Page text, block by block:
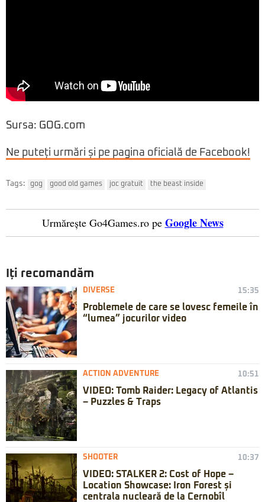
Sursa: GOG.com
Ne puteți urmări și pe pagina oficială de Facebook!
Tags: gog good old games joc gratuit the beast inside
Urmărește Go4Games.ro pe Google News
Iți recomandăm
DIVERSE 15:35
Problemele de care se lovesc femeile în
“lumea” jocurilor video
ACTION ADVENTURE 10:51
VIDEO: Tomb Raider: Legacy of Atlantis
– Puzzles & Traps
SHOOTER 10:37
VIDEO: STALKER 2: Cost of Hope –
Location Showcase: Iron Forest și
centrala nucleară de la Cernobîl